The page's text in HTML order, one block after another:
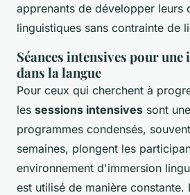
apprenants de développer leurs
linguistiques sans contrainte de
Séances intensives pour
dans la langue
Pour ceux qui cherchent à
les sessions intensives sont
programmes condensés,
semaines, plongent les
environnement d'immersion
est utilisé de manière